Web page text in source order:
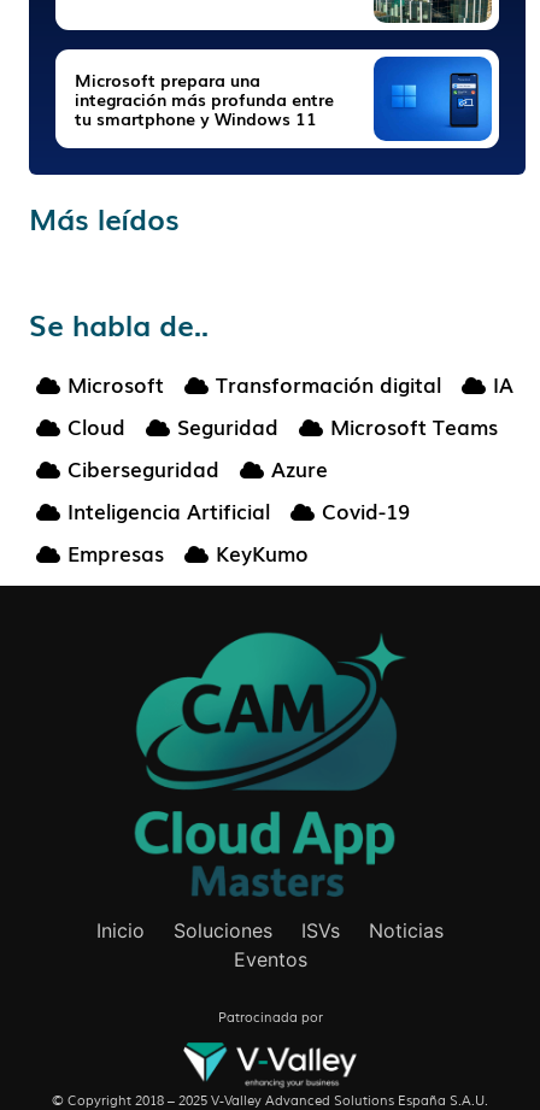
Microsoft prepara una
integración más profunda entre
tu smartphone y Windows 11
Más leídos
Se habla de..
Microsoft Transformación digital
IA
Cloud
Seguridad
Microsoft Teams
Ciberseguridad
Azure
Inteligencia Artificial
Covid-19
Empresas
KeyKumo
Inicio Soluciones ISVs
Noticias
Eventos
Patrocinada por
© Copyright 2018 – 2025 V-Valley Advanced Solutions España S.A.U.